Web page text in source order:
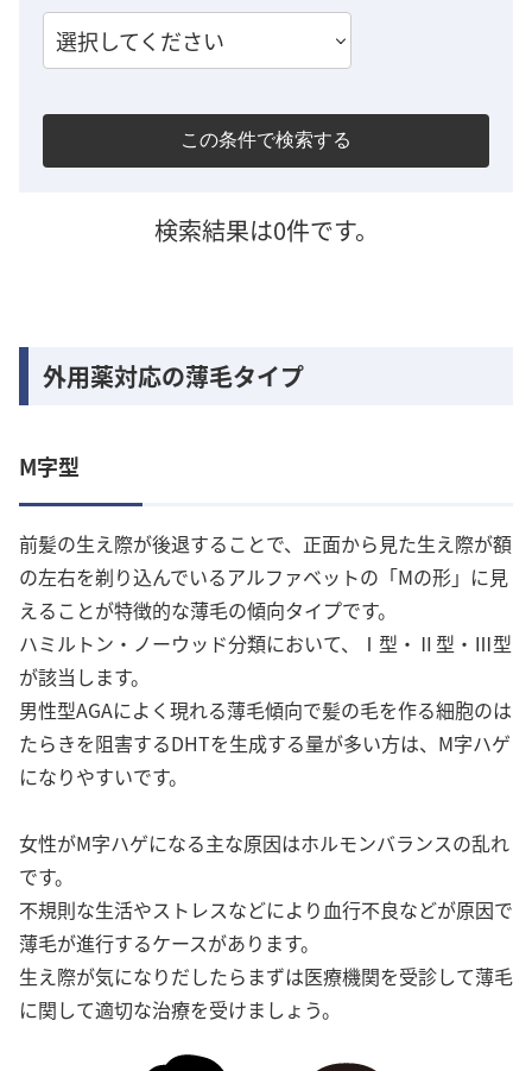
選択してください
この条件で検索する
検索結果は0件です。
外用薬対応の薄毛タイプ
M字型
前髪の生え際が後退することで、正面から見た生え際が額
の左右を剃り込んでいるアルファベットの「Mの形」に見
えることが特徴的な薄毛の傾向タイプです。
ハミルトン・ノーウッド分類において、Ⅰ型・Ⅱ型・Ⅲ型
が該当します。
男性型AGAによく現れる薄毛傾向で髪の毛を作る細胞のは
たらきを阻害するDHTを生成する量が多い方は、M字ハゲ
になりやすいです。
女性がM字ハゲになる主な原因はホルモンバランスの乱れ
です。
不規則な生活やストレスなどにより血行不良などが原因で
薄毛が進行するケースがあります。
生え際が気になりだしたらまずは医療機関を受診して薄毛
に関して適切な治療を受けましょう。